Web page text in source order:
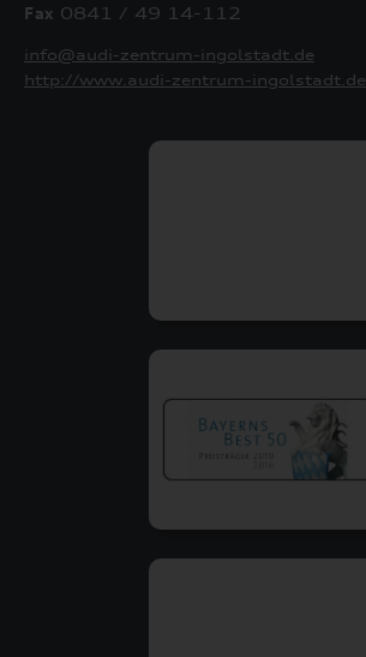
Fax 0841 / 49 14-112
info@audi-zentrum-ingolstadt.de
http://www.audi-zentrum-ingolstadt.de